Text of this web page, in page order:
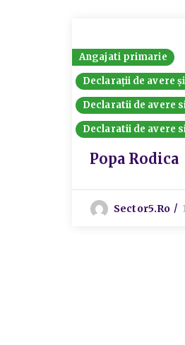
Angajati primarie
Declarații de avere
Declaratii de avere
Declaratii de avere
Popa Rodica
Sector5.ro